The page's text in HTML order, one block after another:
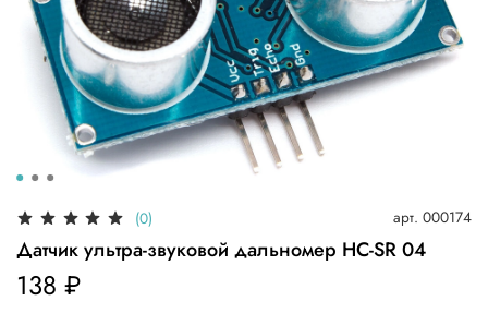
(0) арт. 000174
Датчик ультра-звуковой дальномер HC-SR 04
138 ₽